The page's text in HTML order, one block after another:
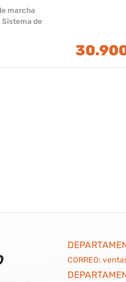
marcha
Sistema de
CORREO: